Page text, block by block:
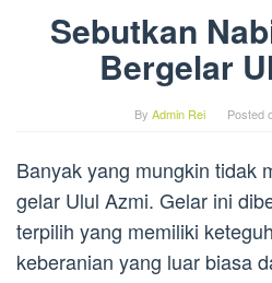
Sebutkan
Bergelar
By Admin Rei Posted
Banyak yang mungkin tidak
gelar Ulul Azmi. Gelar ini
terpilih yang memiliki
keberanian yang luar biasa